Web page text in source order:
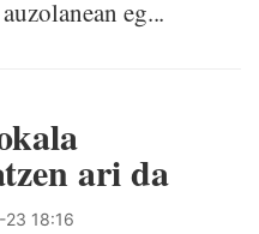
eg...
ari da
23 18:16